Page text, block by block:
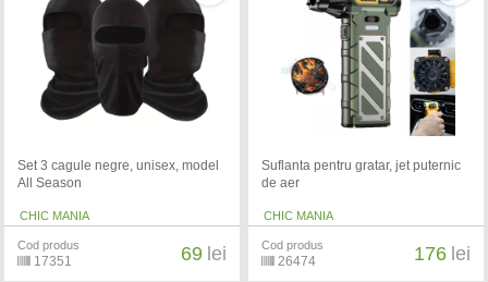
Set 3 cagule negre, unisex, model
All Season
CHIC MANIA
Cod produs
17351 69 lei
Suflanta pentru gratar, jet puternic
de aer
CHIC MANIA
Cod produs
26474 176 lei